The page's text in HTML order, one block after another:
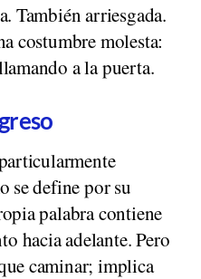
También arriesgada.
costumbre molesta:
a la puerta.
se define por su
palabra contiene
hacia adelante. Pero
caminar; implica